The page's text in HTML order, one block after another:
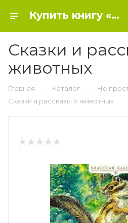
Купить книгу «Сказки и рассказы о животных» 0, Бианки В. - Не проставлена группа
Сказки и
животных
Главная — Каталог — Не
Сказки и рассказы о животных